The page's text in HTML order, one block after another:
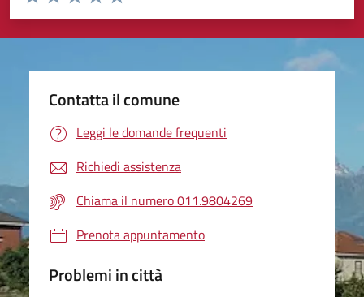
Valuta 5 stelle su 5
Valuta 4 stelle su 5
Valuta 3 stelle su 5
Valuta 2 stelle su 5
Valuta 1 stelle su 5
Contatta il comune
Leggi le domande frequenti
Richiedi assistenza
Chiama il numero 011.9804269
Prenota appuntamento
Problemi in città